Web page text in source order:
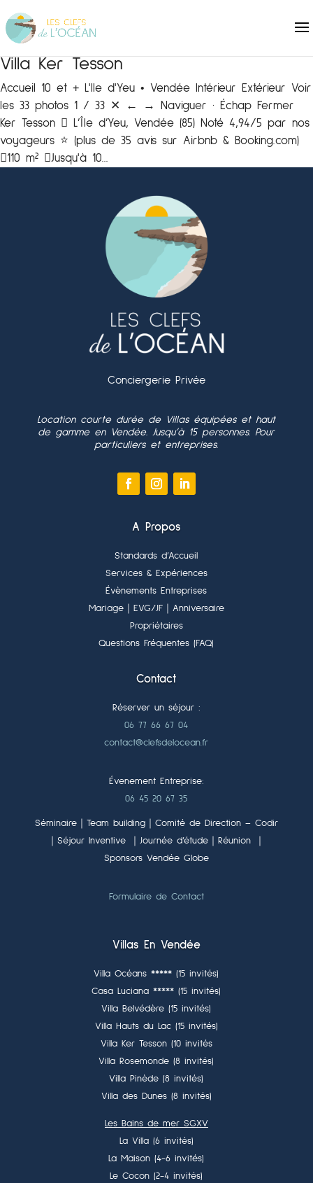
Villa Ker Tesson
Accueil 10 et + L'Ile d'Yeu • Vendée Intérieur Extérieur Voir
les 33 photos 1 / 33 ✕ ← → Naviguer · Échap Fermer
Ker Tesson  L’Île d’Yeu, Vendée (85) Noté 4,94/5 par nos
voyageurs ⭐️ (plus de 35 avis sur Airbnb & Booking.com)
110 m² Jusqu'à 10...
Conciergerie Privée
Location courte durée de Villas équipées et haut
de gamme en Vendée. Jusqu’à 15 personnes. Pour
particuliers et entreprises.
A Propos
Standards d’Accueil
Services & Expériences
Évènements Entreprises
Mariage｜EVG/JF｜Anniversaire
Propriétaires
Questions Fréquentes (FAQ)
Contact
Réserver un séjour :
06 77 66 67 04
contact@clefsdelocean.fr
Évenement Entreprise:
06 45 20 67 35
Séminaire｜Team building｜Comité de Direction – Codir
｜Séjour Inventive ｜Journée d’étude｜Réunion ｜
Sponsors Vendée Globe
Formulaire de Contact
Villas En Vendée
Villa Océans ***** (15 invités)
Casa Luciana ***** (15 invités)
Villa Belvédère (15 invités)
Villa Hauts du Lac (15 invités)
Villa Ker Tesson (10 invités
Villa Rosemonde (8 invités)
Villa Pinède (8 invités)
Villa des Dunes (8 invités)
Les Bains de mer SGXV
La Villa (6 invités)
La Maison (4-6 invités)
Le Cocon (2-4 invités)